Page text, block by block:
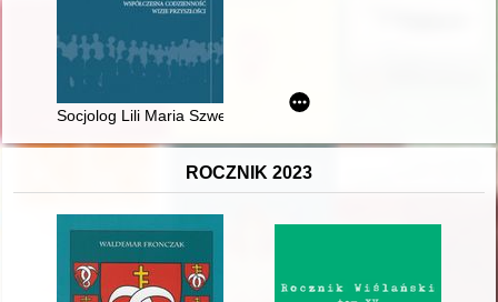
Socjolog Lili Maria Szwengrub-Judenko (1922-1996) i jej
ROCZNIK 2023